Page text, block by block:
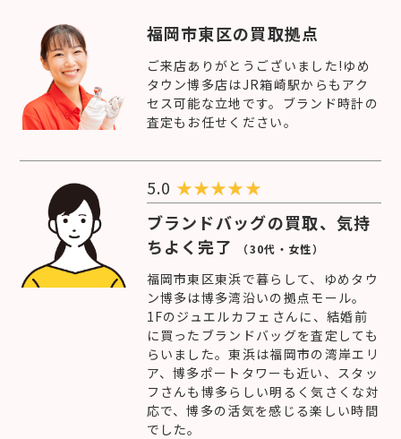
福岡市東区の買取拠点
ご来店ありがとうございました!ゆめ
タウン博多店はJR箱崎駅からもアク
セス可能な立地です。ブランド時計の
査定もお任せください。
5.0 ★★★★★
ブランドバッグの買取、気持
ちよく完了
（30代・女性）
福岡市東区東浜で暮らして、ゆめタウ
ン博多は博多湾沿いの拠点モール。
1Fのジュエルカフェさんに、結婚前
に買ったブランドバッグを査定しても
らいました。東浜は福岡市の湾岸エリ
ア、博多ポートタワーも近い、スタッ
フさんも博多らしい明るく気さくな対
応で、博多の活気を感じる楽しい時間
でした。